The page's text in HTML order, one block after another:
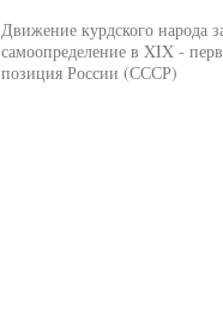
Движение курдского народа
самоопределение в XIX -
позиция России (СССР)